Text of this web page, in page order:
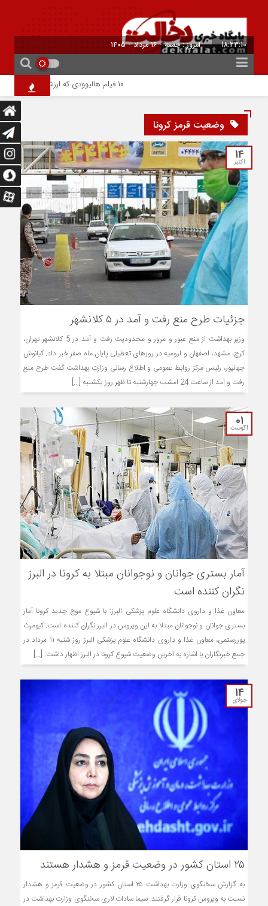
18:23:11 امروز : جمعه - ۱۶ مرداد - ۱۴۰۵
وضعیت قرمز کرونا
14
اکتبر
جزئیات طرح منع رفت و آمد در ۵ کلانشهر
وزیر بهداشت از منع عبور و مرور و محدودیت رفت و آمد در 5 کلانشهر تهران،
کرج، مشهد، اصفهان و ارومیه در روزهای تعطیلی پایان ماه صفر خبر داد. ‌کیانوش
جهانپور، رئیس مرکز روابط عمومی و اطلاع رسانی وزارت بهداشت گفت طرح منع
رفت و آمد از ساعت 24 امشب چهارشنبه تا ظهر روز یکشنبه [...]
01
آگوست
آمار بستری جوانان و نوجوانان مبتلا به کرونا در البرز
نگران کننده است
معاون غذا و داروی دانشگاه علوم پزشکی البرز: با شیوع موج جدید کرونا آمار
بستری جوانان و نوجوانان مبتلا به این ویروس در البرز نگران کننده است. کیومرث
پوررستمی، معاون غذا و داروی دانشگاه علوم پزشکی البرز روز شنبه ۱۱ مرداد در
جمع خبرنگاران با اشاره به آخرین وضعیت شیوع کرونا در البرز اظهار داشت: [...]
14
جولای
۲۵ استان کشور در وضعیت قرمز و هشدار هستند
به گزارش سخنگوی وزارت بهداشت ۲۵ استان کشور در وضعیت قرمز و هشدار
نسبت به ویروس کرونا قرار گرفتند. سیما سادات لاری سخنگوی وزارت بهداشت در